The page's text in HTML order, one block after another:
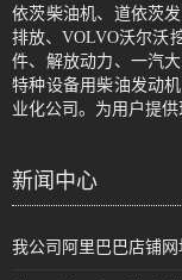
依茨柴油机、道依茨
排放、VOLVO沃尔沃
件、解放动力、一汽
特种设备用柴油发动
业化公司。为用户提
新闻中心
我公司阿里巴巴店铺网